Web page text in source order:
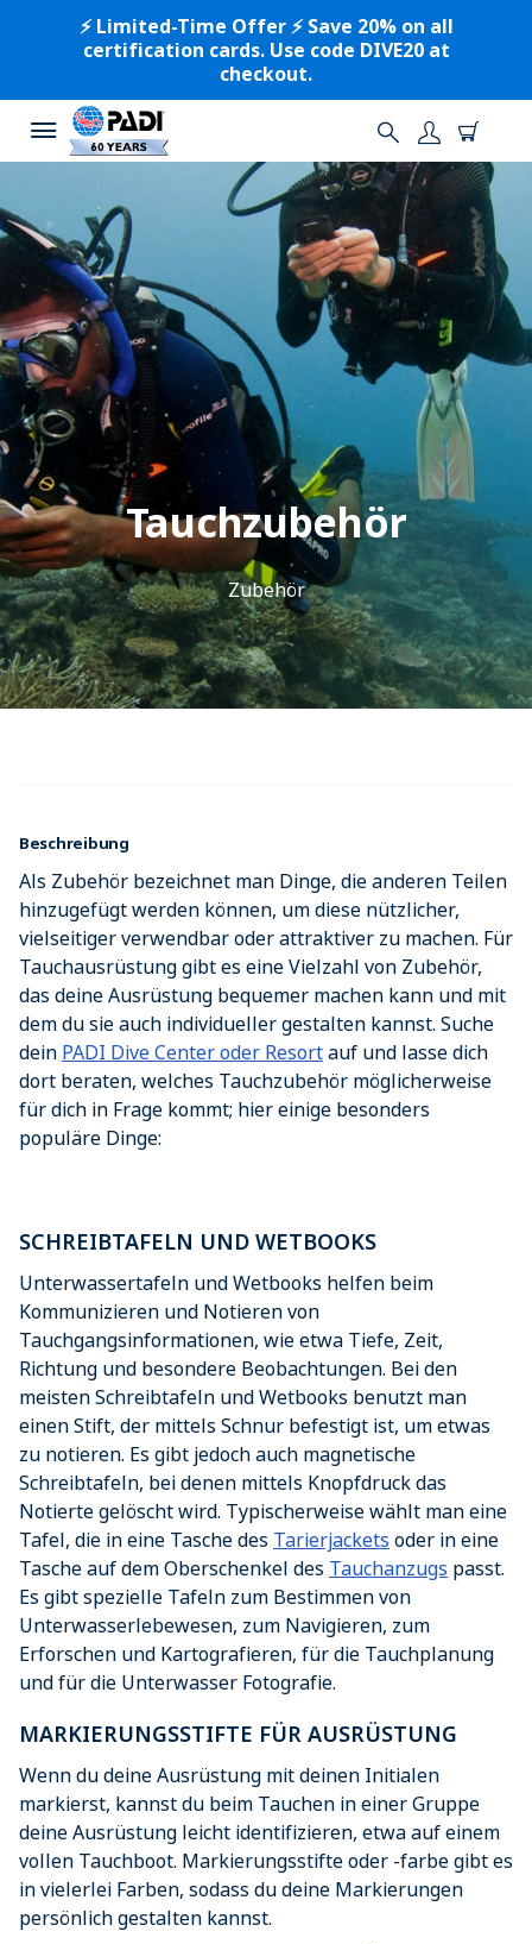
⚡️ Limited-Time Offer ⚡️ Save 20% on all
certification cards. Use code DIVE20 at
checkout.
Tauchzubehör
Zubehör
Beschreibung
Als Zubehör bezeichnet man Dinge, die anderen Teilen
hinzugefügt werden können, um diese nützlicher,
vielseitiger verwendbar oder attraktiver zu machen. Für
Tauchausrüstung gibt es eine Vielzahl von Zubehör,
das deine Ausrüstung bequemer machen kann und mit
dem du sie auch individueller gestalten kannst. Suche
dein PADI Dive Center oder Resortauf und lasse dich
dort beraten, welches Tauchzubehör möglicherweise
für dich in Frage kommt; hier einige besonders
populäre Dinge:
SCHREIBTAFELN UND WETBOOKS
Unterwassertafeln und Wetbooks helfen beim
Kommunizieren und Notieren von
Tauchgangsinformationen, wie etwa Tiefe, Zeit,
Richtung und besondere Beobachtungen. Bei den
meisten Schreibtafeln und Wetbooks benutzt man
einen Stift, der mittels Schnur befestigt ist, um etwas
zu notieren. Es gibt jedoch auch magnetische
Schreibtafeln, bei denen mittels Knopfdruck das
Notierte gelöscht wird. Typischerweise wählt man eine
Tafel, die in eine Tasche des Tarierjackets oder in eine
Tasche auf dem Oberschenkel des Tauchanzugs passt.
Es gibt spezielle Tafeln zum Bestimmen von
Unterwasserlebewesen, zum Navigieren, zum
Erforschen und Kartografieren, für die Tauchplanung
und für die Unterwasser Fotografie.
MARKIERUNGSSTIFTE FÜR AUSRÜSTUNG
Wenn du deine Ausrüstung mit deinen Initialen
markierst, kannst du beim Tauchen in einer Gruppe
deine Ausrüstung leicht identifizieren, etwa auf einem
vollen Tauchboot. Markierungsstifte oder -farbe gibt es
in vielerlei Farben, sodass du deine Markierungen
persönlich gestalten kannst.